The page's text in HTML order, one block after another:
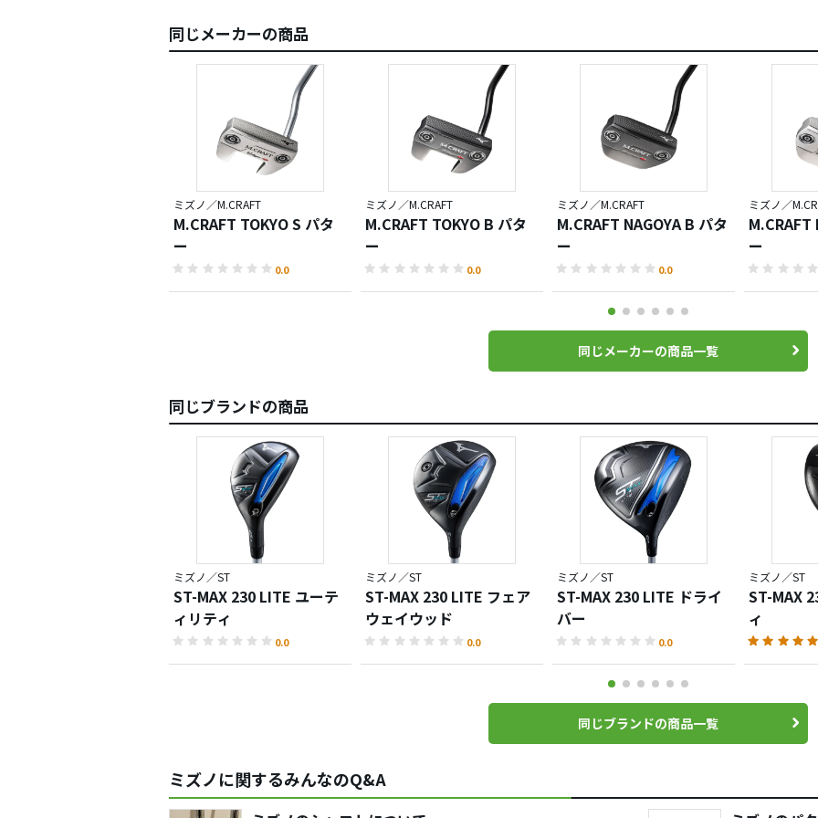
同じメーカーの商品
ミズノ／M.CRAFT
M.CRAFT TOKYO S パタ
ー
0.0
ミズノ／M.CRAFT
M.CRAFT TOKYO B パタ
ー
0.0
ミズノ／M.CRAFT
M.CRAFT NAGOYA B パタ
ー
0.0
ミズノ／
M.CRAFT
ー
同じメーカーの商品一覧
同じブランドの商品
ミズノ／ST
ST-MAX 230 LITE ユーテ
ィリティ
0.0
ミズノ／ST
ST-MAX 230 LITE フェア
ウェイウッド
0.0
ミズノ／ST
ST-MAX 230 LITE ドライ
バー
0.0
ミズノ／ST
ST-MAX
ィ
同じブランドの商品一覧
ミズノに関するみんなのQ&A